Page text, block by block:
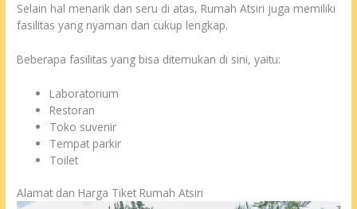
Selain hal menarik dan seru di atas, Rumah Atsiri juga memiliki
fasilitas yang nyaman dan cukup lengkap.
Beberapa fasilitas yang bisa ditemukan di sini, yaitu:
Laboratorium
Restoran
Toko suvenir
Tempat parkir
Toilet
Alamat dan Harga Tiket Rumah Atsiri